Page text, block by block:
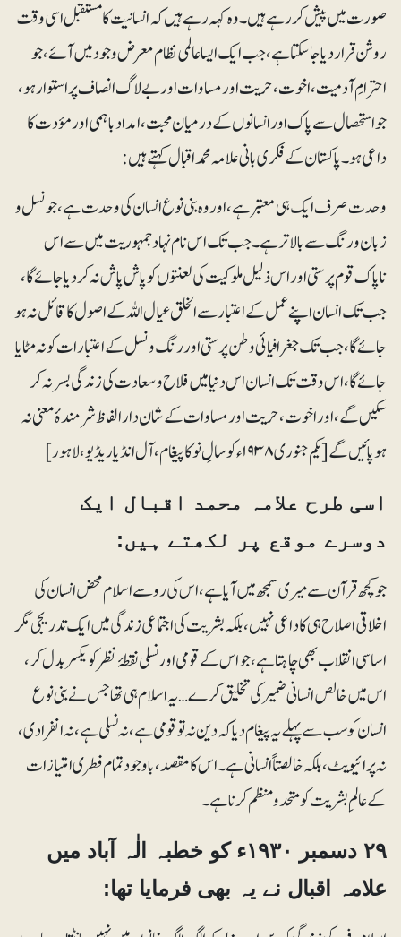
صورت میں پیش کر رہے ہیں۔ وہ کہہ رہے ہیں کہ انسانیت کا مستقبل اسی وقت
روشن قرار دیا جاسکتا ہے، جب ایک ایسا عالمی نظام معرض وجود میں آئے، جو
احترامِ آدمیت، اخوت، حریت اور مساوات اور بے لاگ انصاف پر استوار ہو،
جو استحصال سے پاک اور انسانوں کے درمیان محبت، امداد باہمی اور مؤدت کا
داعی ہو۔ پاکستان کے فکری بانی علامہ محمد اقبال کہتے ہیں:
وحدت صرف ایک ہی معتبر ہے، اور وہ بنی نوع انسان کی وحدت ہے، جو نسل و
زبان و رنگ سے بالاتر ہے۔ جب تک اس نام نہاد جمہوریت میں سے اس
ناپاک قوم پرستی اور اس ذلیل ملوکیت کی لعنتوں کو پاش پاش نہ کر دیا جائے گا،
جب تک انسان اپنے عمل کے اعتبار سے الخلق عیال اللہ کے اصول کا قائل نہ ہو
جائے گا، جب تک جغرافیائی وطن پرستی اور رنگ ونسل کے اعتبارات کو نہ مٹایا
جائے گا، اس وقت تک انسان اس دنیا میں فلاح و سعادت کی زندگی بسر نہ کر
سکیں گے، اور اخوت، حریت اورمساوات کے شان دار الفاظ شرمندۂ معنی نہ
ہو پائیں گے [یکم جنوری۱۹۳۸ء کو سالِ نو کا پیغام، آل انڈیا ریڈیو، لاہور]
اسی طرح علامہ محمد اقبال ایک
دوسرے موقع پر لکھتے ہیں:
جو کچھ قرآن سے میری سمجھ میں آیا ہے، اس کی رو سے اسلام محض انسان کی
اخلاقی اصلاح ہی کا داعی نہیں، بلکہ بشریت کی اجتماعی زندگی میں ایک تدریجی مگر
اساسی انقلاب بھی چاہتا ہے، جو اس کے قومی اور نسلی نقطۂ نظر کو یکسر بدل کر،
اس میں خالص انسانی ضمیر کی تخلیق کرے… یہ اسلام ہی تھا جس نے بنی نوع
انسان کو سب سے پہلے یہ پیغام دیا کہ دین نہ تو قومی ہے، نہ نسلی ہے، نہ انفرادی،
نہ پرائیویٹ، بلکہ خالصتاً انسانی ہے۔ اس کا مقصد، باوجود تمام فطری امتیازات
کے عالمِ بشریت کو متحد و منظم کرنا ہے۔
۲۹ دسمبر ۱۹۳۰ء کو خطبہ الٰہ آباد میں
علامہ اقبال نے یہ بھی فرمایا تھا: